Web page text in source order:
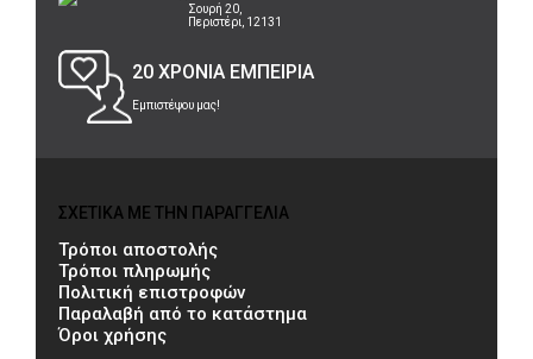
Σουρή 20,
Περιστέρι, 12131
20 ΧΡΟΝΙΑ ΕΜΠΕΙΡΙΑ
Εμπιστέψου μας!
ΣΧΕΤΙΚΑ ΜΕ ΤΗΝ ΠΑΡΑΓΓΕΛΙΑ
Τρόποι αποστολής
Τρόποι πληρωμής
Πολιτική επιστροφών
Παραλαβή από το κατάστημα
Όροι χρήσης